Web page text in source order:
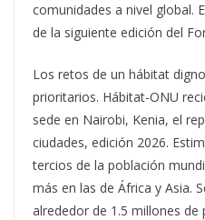
comunidades a nivel global.
de la siguiente edición del
Los retos de un hábitat
prioritarios. Hábitat-ONU
sede en Nairobi, Kenia, el
ciudades, edición 2026.
tercios de la población
más en las de África y Asia.
alrededor de 1.5 millones de